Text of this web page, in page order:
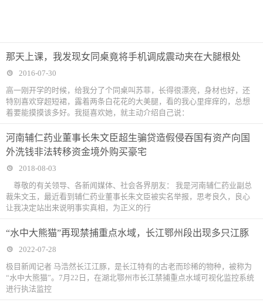
那天上课，我发现女同桌竟将手机调成震动夹在大腿根处
2016-07-30
高一刚开学的时候，给我分了个同桌叫苏菲，长得很漂亮，身材也好，还
特别喜欢穿超短裙，露着两条白花花的大美腿，看的我心里痒痒的，总想
着要能摸摸该多好。我挺喜欢她，就主动介绍自己说：
河南辅仁药业董事长朱文臣超生骗贷造假侵吞国有资产向国
外洗钱非法转移资金境外购买豪宅
2018-08-03
尊敬的有关领导、各新闻媒体、社会各界朋友： 我是河南辅仁药业副总
裁朱文玉，最近看到辅仁药业董事长朱文臣被实名举报，思考良久，良心
让我决定站出来说明事实真相，为正义的行
“水中大熊猫”再现禁捕重点水域，长江鄂州段出现多只江豚
2022-07-28
极目新闻记者 马浩然长江江豚，是长江特有的古老而珍稀的物种，被称为
“水中大熊猫”。7月22日，在湖北鄂州市长江禁捕重点水域可视化监控系统
进行执法监控